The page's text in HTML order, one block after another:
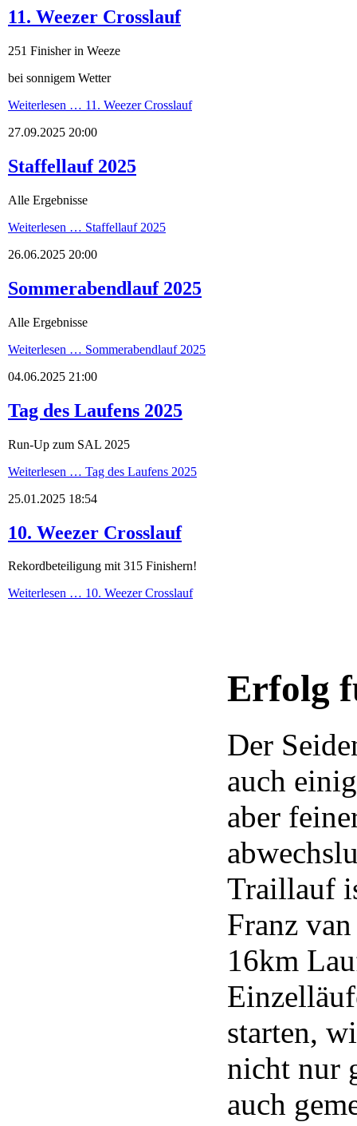
11. Weezer Crosslauf
251 Finisher in Weeze
bei sonnigem Wetter
Weiterlesen … 11. Weezer Crosslauf
27.09.2025 20:00
Staffellauf 2025
Alle Ergebnisse
Weiterlesen … Staffellauf 2025
26.06.2025 20:00
Sommerabendlauf 2025
Alle Ergebnisse
Weiterlesen … Sommerabendlauf 2025
04.06.2025 21:00
Tag des Laufens 2025
Run-Up zum SAL 2025
Weiterlesen … Tag des Laufens 2025
25.01.2025 18:54
10. Weezer Crosslauf
Rekordbeteiligung mit 315 Finishern!
Weiterlesen … 10. Weezer Crosslauf
Erfolg
Der
auch
aber
Traillauf
Franz
16km
starten,
nicht nur
auch